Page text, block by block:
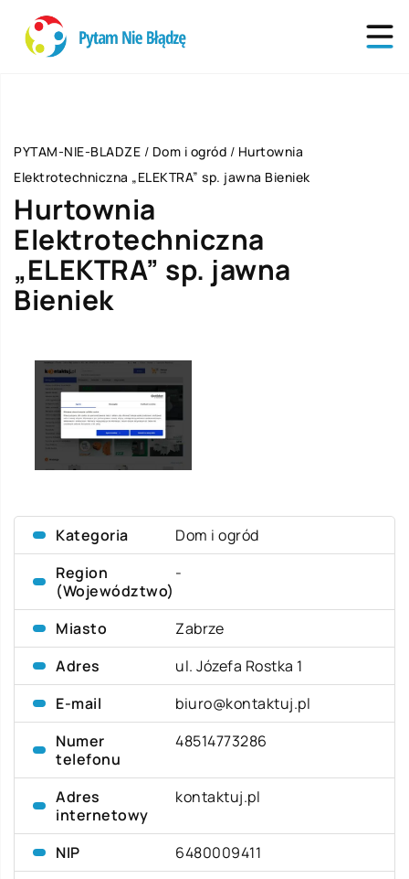
PYTAM-NIE-BLADZE / Dom i ogród / Hurtownia
Elektrotechniczna „ELEKTRA” sp. jawna Bieniek
Hurtownia
Elektrotechniczna
„ELEKTRA” sp. jawna
Bieniek
Kategoria
Dom i ogród
Region
(Województwo)
-
Miasto
Zabrze
Adres
ul. Józefa Rostka 1
E-mail
biuro@kontaktuj.pl
Numer
telefonu
48514773286
Adres
internetowy
kontaktuj.pl
NIP
6480009411